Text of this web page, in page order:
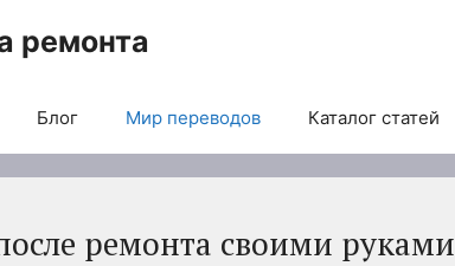
ремонта
Блог Мир переводов Каталог статей
ремонта своими руками